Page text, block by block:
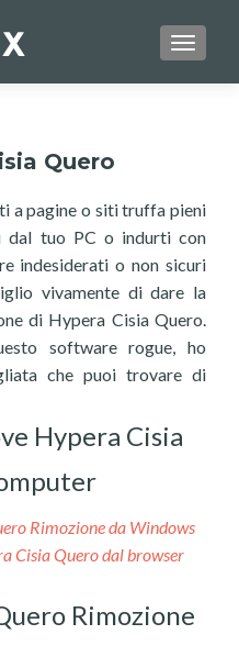
Quero
a pagine o siti truffa pieni
dal tuo PC o indurti con
indesiderati o non sicuri
vivamente di dare la
di Hypera Cisia Quero.
software rogue, ho
che puoi trovare di
Hypera Cisia
Rimozione da Windows
Cisia Quero dal browser
Rimozione